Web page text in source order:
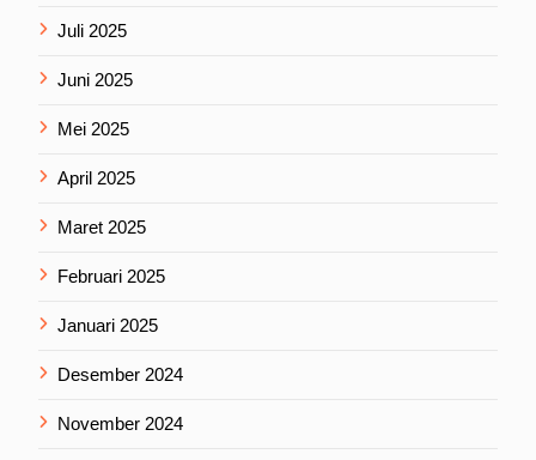
Juli 2025
Juni 2025
Mei 2025
April 2025
Maret 2025
Februari 2025
Januari 2025
Desember 2024
November 2024